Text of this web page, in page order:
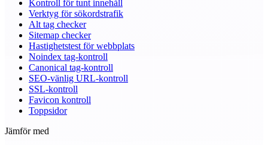
Kontroll för tunt innehåll
Verktyg för sökordstrafik
Alt tag checker
Sitemap checker
Hastighetstest för webbplats
Noindex tag-kontroll
Canonical tag-kontroll
SEO-vänlig URL-kontroll
SSL-kontroll
Favicon kontroll
Toppsidor
Jämför med